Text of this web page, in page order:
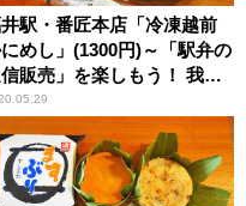
駅・番匠本店「冷凍越前
めし」(1300円)～「駅弁の
販売」を楽しもう！ 我が
旅気分！(vol.9番匠本店編)